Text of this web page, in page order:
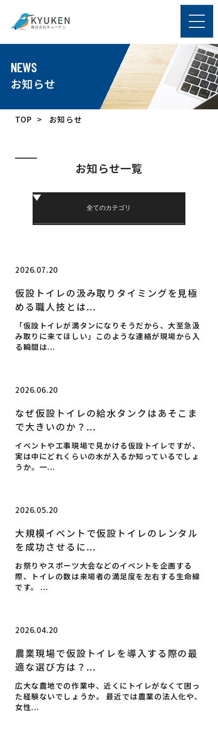
NEWS
お知らせ
TOP お知らせ
お知らせ一覧
2026.07.20
仮設トイレの汲み取りタイミングを見極
める職人技とは...
「仮設トイレが満タンになりそうだから、大至急汲
み取りに来てほしい」このような連絡が現場から入
る瞬間は...
2026.06.20
なぜ仮設トイレの給水タンクはあそこま
で大きいのか？...
イベントや工事現場で見かける仮設トイレですが、
実は中にどれくらいの水が入るか知っているでしょ
うか。一...
2026.05.20
大規模イベントで仮設トイレのレンタル
を成功させるに...
お祭りやスポーツ大会などのイベントを企画する
際、トイレの数は来場者の満足度を左右する生命線
です。 ...
2026.04.20
農業現場で仮設トイレを導入する際の最
適な選び方は？...
広大な農地での作業中、近くにトイレがなくて困っ
た経験ないでしょうか。 最近では農業の法人化や、
女性...